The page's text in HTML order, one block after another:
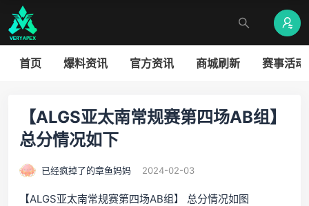
首页 爆料资讯 官方资讯 商城刷新 赛事活动
【ALGS亚太南常规赛第四场AB组】
总分情况如下
已经疯掉了的章鱼妈妈 2024-02-03
【ALGS亚太南常规赛第四场AB组】 总分情况如图